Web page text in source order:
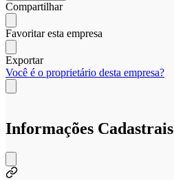
Compartilhar
Favoritar esta empresa
Exportar
Você é o proprietário desta empresa?
Informações Cadastrais